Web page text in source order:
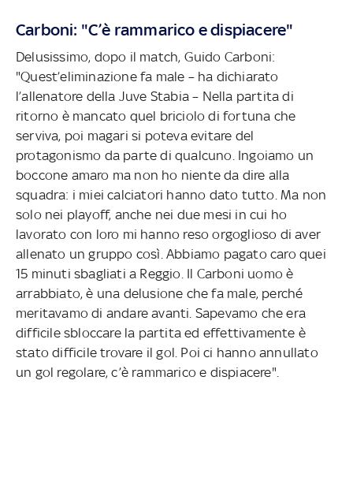
Carboni: "C’è rammarico e dispiacere"
Delusissimo, dopo il match, Guido Carboni:
"Quest’eliminazione fa male – ha dichiarato
l’allenatore della Juve Stabia – Nella partita di
ritorno è mancato quel briciolo di fortuna che
serviva, poi magari si poteva evitare del
protagonismo da parte di qualcuno. Ingoiamo un
boccone amaro ma non ho niente da dire alla
squadra: i miei calciatori hanno dato tutto. Ma non
solo nei playoff, anche nei due mesi in cui ho
lavorato con loro mi hanno reso orgoglioso di aver
allenato un gruppo così. Abbiamo pagato caro quei
15 minuti sbagliati a Reggio. Il Carboni uomo è
arrabbiato, è una delusione che fa male, perché
meritavamo di andare avanti. Sapevamo che era
difficile sbloccare la partita ed effettivamente è
stato difficile trovare il gol. Poi ci hanno annullato
un gol regolare, c’è rammarico e dispiacere".